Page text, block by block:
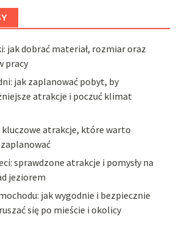
jak dobrać materiał, rozmiar oraz
pracy
jak zaplanować pobyt, by
atrakcje i poczuć klimat
kluczowe atrakcje, które warto
sprawdzone atrakcje i pomysły na
jeziorem
jak wygodnie i bezpiecznie
się po mieście i okolicy